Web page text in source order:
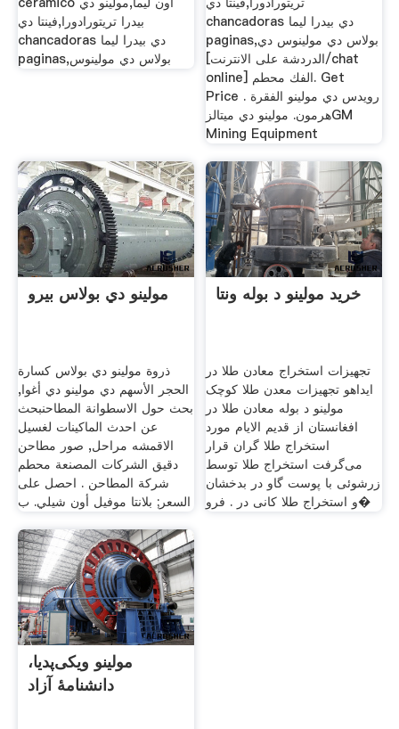
بيدرا تريتورادورا,فينتا دي
chancadoras دي بيدرا ليما
paginas,بولاس دي مولينوس
chancadoras دي بيدرا ليما
paginas,بولاس دي مولينوس دي
[الدردشة على الانترنت/chat
online] الفك محطم. Get
Price . رويدس دي مولينو الفقرة
هرمون. مولينو دي ميتالزGM
Mining Equipment
مولينو دي بولاس بيرو
ذروة مولينو دي بولاس كسارة
الحجر الأسهم دي مولينو دي أغوا,
بحث حول الاسطوانة المطاحنبحث
عن احدث الماكينات لغسيل
الاقمشه مراحل, صور مطاحن
دقيق الشركات المصنعة محطم
شركة المطاحن . احصل على
السعر; بلانتا موفيل أون شيلي. ب
خرید مولینو د بوله ونتا
تجهیزات استخراج معادن طلا در
ایداهو تجهیزات معدن طلا کوچک
مولینو د بوله معادن طلا در
افغانستان از قدیم الایام مورد
استخراج طلا گران قرار
می‌گرفت استخراج طلا توسط
زرشوئی با پوست گاو در بدخشان
و استخراج طلا کانی در . فرو�
مولینو ویکی‌پدیا،
دانشنامهٔ آزاد